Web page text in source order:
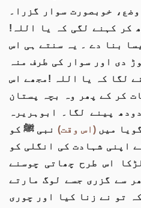
خوبصورت سوار گزرا۔
کر کہنے لگی کہ یا اللہ!
بنا دے ۔ یہ سنتے ہی اس
دی اور سوار کی طرف منہ
لگا کہ یا اللہ !مجھے اس
کر کے پھر وہ بچہ پستان
پینے لگا۔ ابوہریرہ
میں(اس وقت) نبی ﷺ کو
اپنی شہادت کی انگلی کو
اس طرح چھاتی چوسنے
سے گزری جسے لوگ مارتے
تو نے زنا کیا اور چوری